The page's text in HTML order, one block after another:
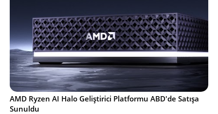
AMD Ryzen AI Halo Geliştirici Platformu ABD'de Satışa
Sunuldu